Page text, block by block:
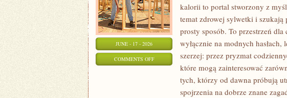
JUNE - 17 - 2026
COMMENTS OFFON
kalorii to portal stworzony z
temat zdrowej sylwetki i
prosty sposób. To przestrzeń
wyłącznie na modnych
szerzej: przez pryzmat
które mogą zainteresować
tych, którzy od dawna próbują
spojrzenia na dobrze znane